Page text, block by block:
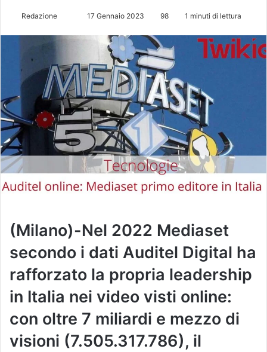
Redazione
a
u
n
'
e
m
a
i
l
17 Gennaio 2023 98 1 minuti di lettura
(Milano)-Nel 2022 Mediaset
secondo i dati Auditel Digital ha
rafforzato la propria leadership
in Italia nei video visti online:
con oltre 7 miliardi e mezzo di
visioni (7.505.317.786), il